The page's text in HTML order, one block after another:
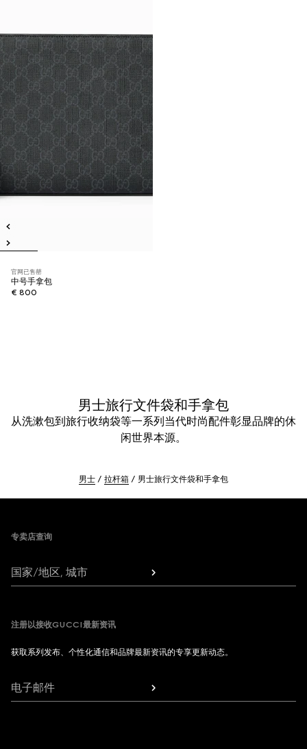
官网已售罄
中号手拿包
€ 800
男士旅行文件袋和手拿包
从洗漱包到旅行收纳袋等一系列当代时尚配件彰显品牌的休
闲世界本源。
男士 拉杆箱 男士旅行文件袋和手拿包
专卖店查询
国家/地区, 城市
注册以接收GUCCI最新资讯
获取系列发布、个性化通信和品牌最新资讯的专享更新动态。
电子邮件